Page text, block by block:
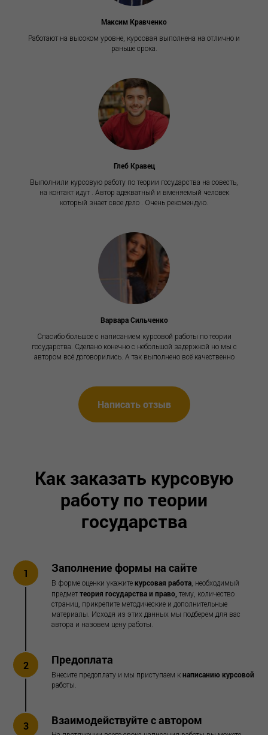
Максим Кравченко
Работают на высоком уровне, курсовая выполнена на отлично и
раньше срока.
Глеб Кравец
Выполнили курсовую работу по теории государства на совесть,
на контакт идут . Автор адекватный и вменяемый человек
который знает свое дело . Очень рекомендую.
Варвара Сильченко
Спасибо большое с написанием курсовой работы по теории
государства. Сделано конечно с небольшой задержкой но мы с
автором всё договорились. А так выполнено всё качественно
Написать отзыв
Как заказать курсовую
работу по теории
государства
1 Заполнение формы на сайте
В форме оценки укажите курсовая работа, необходимый
предмет теория государства и право, тему, количество
страниц, прикрепите методические и дополнительные
материалы. Исходя из этих данных мы подберем для вас
автора и назовем цену работы.
2 Предоплата
Внесите предоплату и мы приступаем к написанию курсовой
работы.
3 Взаимодействуйте с автором